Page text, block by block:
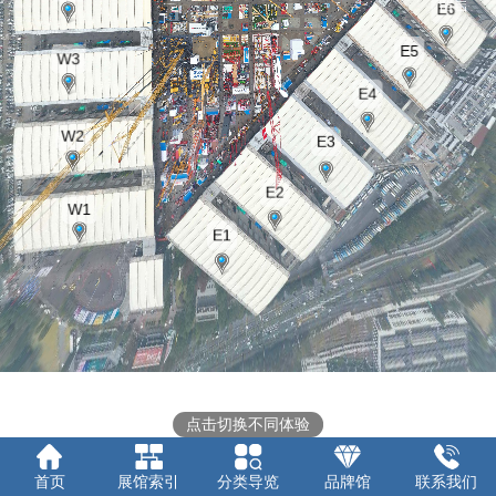
首页 展馆索引 分类导览 品牌馆 联系我们
点击切换不同体验
留言